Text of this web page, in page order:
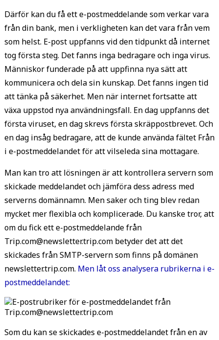
Därför kan du få ett e-postmeddelande som verkar vara
från din bank, men i verkligheten kan det vara från vem
som helst. E-post uppfanns vid den tidpunkt då internet
tog första steg. Det fanns inga bedragare och inga virus.
Människor funderade på att uppfinna nya sätt att
kommunicera och dela sin kunskap. Det fanns ingen tid
att tänka på säkerhet. Men när internet fortsatte att
växa uppstod nya användningsfall. En dag uppfanns det
första viruset, en dag skrevs första skräppostbrevet. Och
en dag insåg bedragare, att de kunde använda fältet Från
i e-postmeddelandet för att vilseleda sina mottagare.
Man kan tro att lösningen är att kontrollera servern som
skickade meddelandet och jämföra dess adress med
serverns domännamn. Men saker och ting blev redan
mycket mer flexibla och komplicerade. Du kanske tror, att
om du fick ett e-postmeddelande från
Trip.com@newsletter.trip.com betyder det att det
skickades från SMTP-servern som finns på domänen
newsletter.trip.com. Men låt oss analysera rubrikerna i e-
postmeddelandet:
Som du kan se skickades e-postmeddelandet från en av